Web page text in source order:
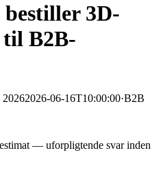
3D-
B2B-
20262026-06-16T10:00:00·B2B
— uforpligtende svar inden